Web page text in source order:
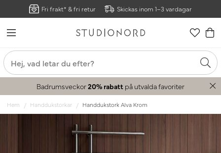
Fri frakt* & fri retur Skickas inom 1–3 vardagar
Badrumsveckor20% rabatt på utvalda favoriter
Hem Handdukstorkar Handdukstork Alva Krom